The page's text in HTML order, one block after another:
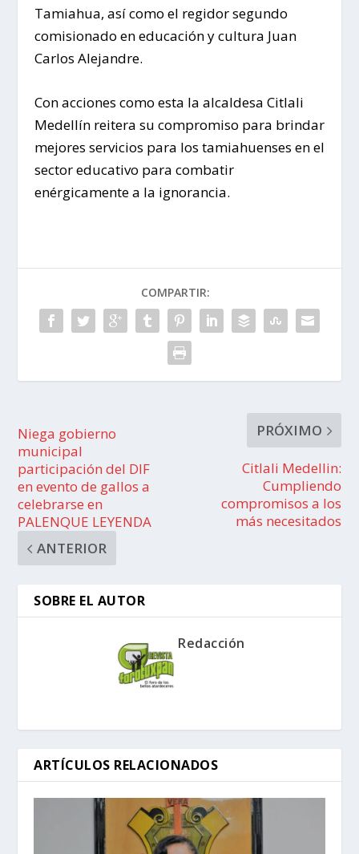
Tamiahua, así como el regidor segundo
comisionado en educación y cultura Juan
Carlos Alejandre.
Con acciones como esta la alcaldesa Citlali
Medellín reitera su compromiso para brindar
mejores servicios para los tamiahuenses en el
sector educativo para combatir
enérgicamente a la ignorancia.
COMPARTIR:
Niega gobierno
municipal
participación del DIF
en evento de gallos a
celebrarse en
PALENQUE LEYENDA
ANTERIOR
PRÓXIMO
Citlali Medellin:
Cumpliendo
compromisos a los
más necesitados
SOBRE EL AUTOR
Redacción
ARTÍCULOS RELACIONADOS